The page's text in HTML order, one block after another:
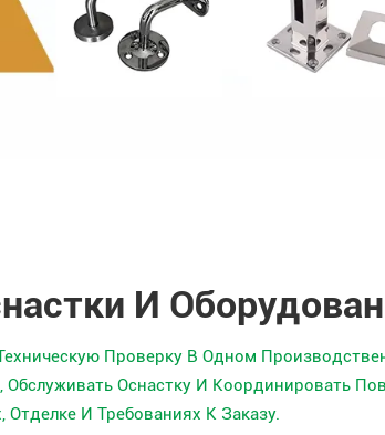
И
Проверку В Одном
Оснастку И Координировать
И Требованиях К Заказу.